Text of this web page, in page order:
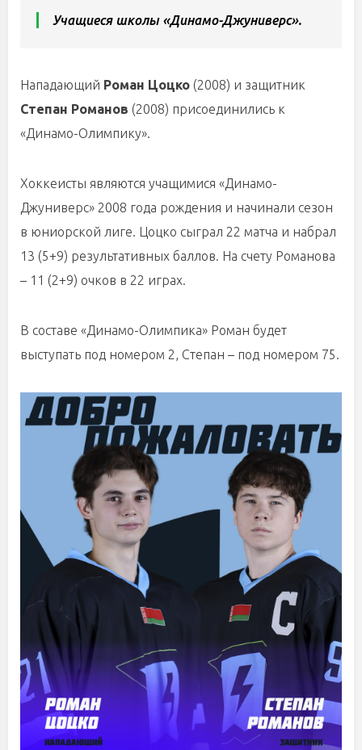
Учащиеся школы «Динамо-Джуниверс».
Нападающий Роман Цоцко (2008) и защитник
Степан Романов (2008) присоединились к
«Динамо-Олимпику».
Хоккеисты являются учащимися «Динамо-
Джуниверс» 2008 года рождения и начинали сезон
в юниорской лиге. Цоцко сыграл 22 матча и набрал
13 (5+9) результативных баллов. На счету Романова
– 11 (2+9) очков в 22 играх.
В составе «Динамо-Олимпика» Роман будет
выступать под номером 2, Степан – под номером 75.